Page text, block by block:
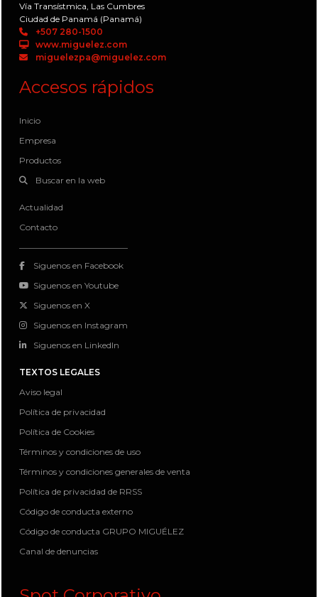
Vía Transístmica, Las Cumbres
Ciudad de Panamá (Panamá)
+507 280-1500
www.miguelez.com
miguelezpa@miguelez.com
Accesos rápidos
Inicio
Empresa
Productos
Buscar en la web
Actualidad
Contacto
Siguenos en Facebook
Siguenos en Youtube
Siguenos en X
Siguenos en Instagram
Siguenos en LinkedIn
TEXTOS LEGALES
Aviso legal
Política de privacidad
Política de Cookies
Términos y condiciones de uso
Términos y condiciones generales de venta
Política de privacidad de RRSS
Código de conducta externo
Código de conducta GRUPO MIGUÉLEZ
Canal de denuncias